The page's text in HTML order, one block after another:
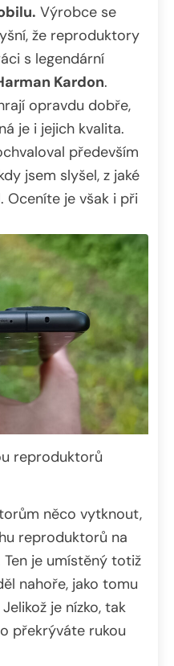
Výrobce se
že reproduktory
s legendární
Kardon.
opravdu dobře,
je i jejich kvalita.
především
jsem slyšel, z jaké
Oceníte je však i při
reproduktorů
něco vytknout,
reproduktorů na
je umístěný totiž
nahoře, jako tomu
je nízko, tak
překrýváte rukou